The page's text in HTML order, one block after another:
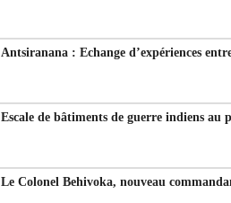
Antsiranana : Echange d’expériences
Escale de bâtiments de guerre indiens au
Le Colonel Behivoka, nouveau